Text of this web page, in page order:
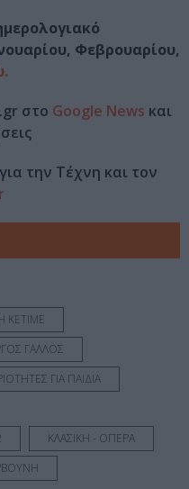
Φεβρουαρίου,
στο Google News και
για την Τέχνη και τον
ΚΕΤΙΜΕ
ΓΑΛΛΟΣ
ΓΙΑ ΠΑΙΔΙΑ
ΚΛΑΣΙΚΗ - ΟΠΕΡΑ